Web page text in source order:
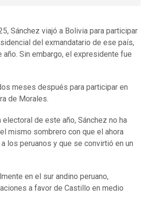
Sánchez viajó a Bolivia para participar
del exmandatario de ese país,
Sin embargo, el expresidente fue
meses después para participar en
de Morales.
electoral de este año, Sánchez no ha
mismo sombrero con que el ahora
los peruanos y que se convirtió en un
en el sur andino peruano,
a favor de Castillo en medio